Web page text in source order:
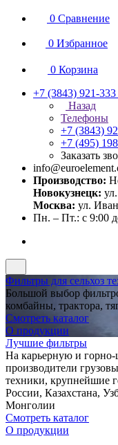
0 Сравнение
0 Избранное
0 Корзина
+7 (3843) 921-333
Назад
Телефоны
+7 (3843)
+7 (495)
Заказать
Производство:
Новокузнецк:
Москва: ул.
Пн. – Пт.: с 9:00
Фильтры для сельхоз
Большой выбор
комбайны, трактора,
Смотреть каталог
О продукции
Лучшие фильтры
На карьерную и
производители
техники, крупнейшие
России, Казахстана,
Монголии
Смотреть каталог
О продукции